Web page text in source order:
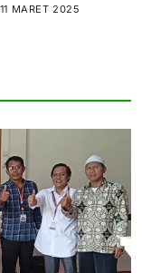
11 MARET 2025